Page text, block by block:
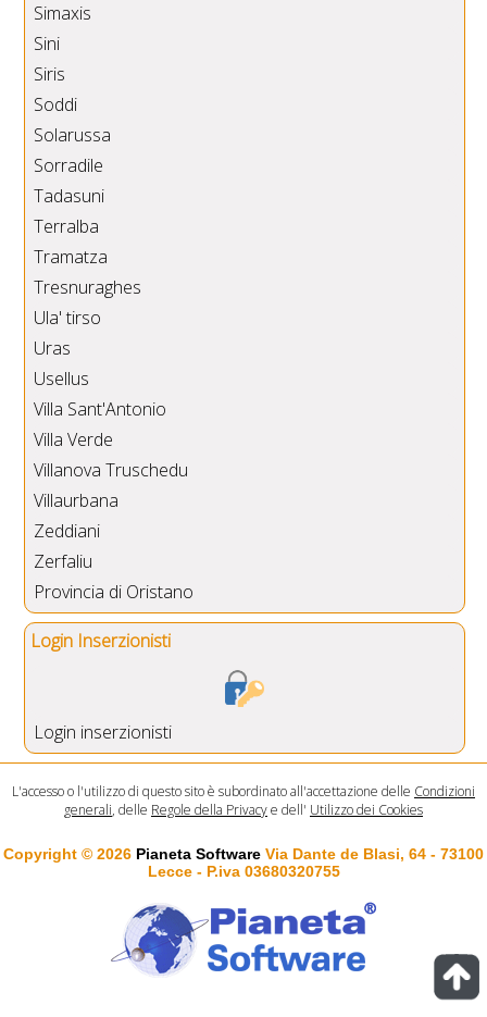
Simaxis
Sini
Siris
Soddi
Solarussa
Sorradile
Tadasuni
Terralba
Tramatza
Tresnuraghes
Ula' tirso
Uras
Usellus
Villa Sant'Antonio
Villa Verde
Villanova Truschedu
Villaurbana
Zeddiani
Zerfaliu
Provincia di Oristano
Login Inserzionisti
Login inserzionisti
L'accesso o l'utilizzo di questo sito è subordinato all'accettazione delle Condizioni
generali, delle Regole della Privacye dell' Utilizzo dei Cookies
Copyright © 2026 Pianeta Software Via Dante de Blasi, 64 - 73100
Lecce - P.iva 03680320755